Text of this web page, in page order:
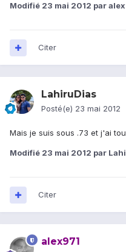
Modifié 23 mai 2012 par
Citer
LahiruDias
Posté(e) 23 mai 2012
Mais je suis sous .73 et j'ai
Modifié 23 mai 2012 par
Citer
alex971